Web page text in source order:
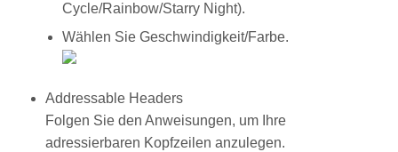
Cycle/Rainbow/Starry Night).
Wählen Sie Geschwindigkeit/Farbe.
Addressable Headers
Folgen Sie den Anweisungen, um Ihre
adressierbaren Kopfzeilen anzulegen.